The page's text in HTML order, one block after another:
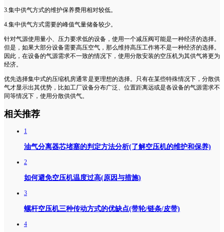
3.集中供气方式的维护保养费用相对较低。
4.集中供气方式需要的峰值气量储备较少。
针对气源使用量小、压力要求低的设备，使用一个减压阀可能是一种经济的选择。
但是，如果大部分设备需要高压空气，那么维持高压工作将不是一种经济的选择。
因此，在设备的气源需求不一致的情况下，使用分散安装的空压机为其供气将更为
经济。
优先选择集中式的压缩机房通常是更理想的选择。只有在某些特殊情况下，分散供
气才显示出其优势，比如工厂设备分布广泛、位置距离远或是各设备的气源需求不
同等情况下，使用分散供供气。
相关推荐
1
油气分离器芯堵塞的判定方法分析(了解空压机的维护和保养)
2
如何避免空压机温度过高(原因与措施)
3
螺杆空压机三种传动方式的优缺点(带轮/链条/皮带)
4